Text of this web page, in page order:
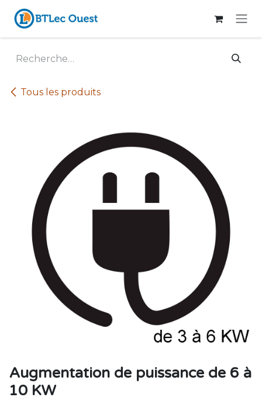
Se rendre au contenu
Tous les produits
Augmentation de puissance de 6 à
10 KW